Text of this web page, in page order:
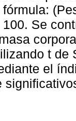
Se
t de
el